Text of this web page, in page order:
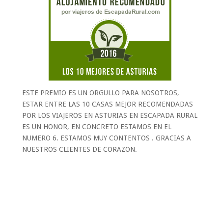
ESTE PREMIO ES UN ORGULLO PARA NOSOTROS,
ESTAR ENTRE LAS 10 CASAS MEJOR RECOMENDADAS
POR LOS VIAJEROS EN ASTURIAS EN ESCAPADA RURAL
ES UN HONOR, EN CONCRETO ESTAMOS EN EL
NUMERO 6. ESTAMOS MUY CONTENTOS . GRACIAS A
NUESTROS CLIENTES DE CORAZON.